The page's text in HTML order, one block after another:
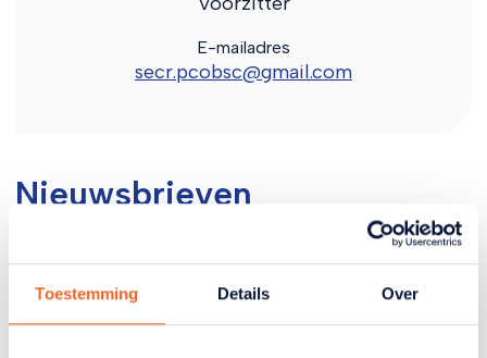
Toestemming Details Over
E-mailadres
secr.pcobsc@gmail.com
Nieuwsbrieven
Hier kunnen nieuwsbrieven worden
geplaatst.